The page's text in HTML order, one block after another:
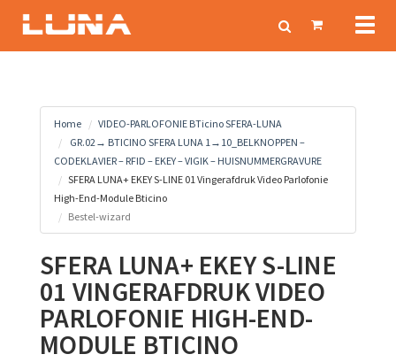
Home
VIDEO-PARLOFONIE BTicino SFERA-LUNA
GR.02→ BTICINO SFERA LUNA 1→10_BELKNOPPEN –
CODEKLAVIER – RFID – EKEY – VIGIK – HUISNUMMERGRAVURE
SFERA LUNA+ EKEY S-LINE 01 Vingerafdruk Video Parlofonie
High-End-Module Bticino
Bestel-wizard
SFERA LUNA+ EKEY S-LINE
01 VINGERAFDRUK VIDEO
PARLOFONIE HIGH-END-
MODULE BTICINO